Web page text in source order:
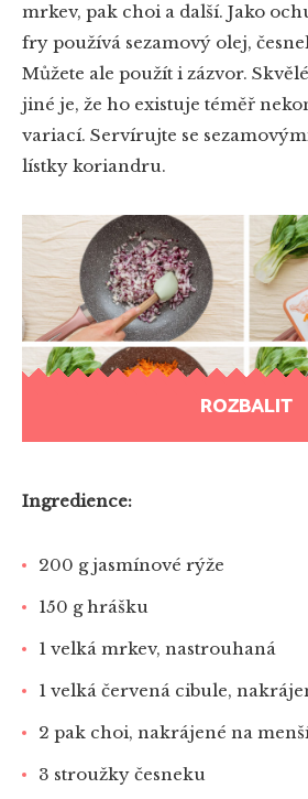
mrkev, pak choi a další. Jako
fry používá sezamový olej,
Můžete ale použít i zázvor.
jiné je, že ho existuje téměř
variací. Servírujte se
lístky koriandru.
ROZBALIT
Ingredience:
200 g jasmínové rýže
150 g hrášku
1 velká mrkev, nastrouhaná
1 velká červená cibule,
2 pak choi, nakrájené na
3 stroužky česneku